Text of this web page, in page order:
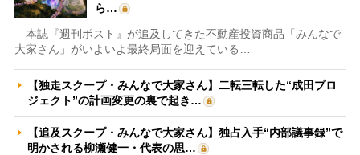
ら…
本誌『週刊ポスト』が追及してきた不動産投資商品「みんなで
大家さん」がいよいよ最終局面を迎えている…
【独走スクープ・みんなで大家さん】二転三転した“成田プロ
ジェクト”の計画変更の裏で起き…
【追及スクープ・みんなで大家さん】独占入手“内部議事録”で
明かされる柳瀬健一・代表の思…